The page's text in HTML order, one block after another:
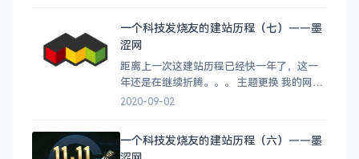
果是四年前的我，我绝对不会出售，一次又
一次有人劝我出售的时候，我犹豫了，想过
卖掉得了，反正自己工作太忙，压力大
一个科技发烧友的建站历程（七）——墨
涩网
距离上一次这建站历程已经快一年了，这一
年还是在继续折腾。。。 主题更换 我的网站
一直在用Git免费主题，这款主题确实很不
伍了，于是我想换换主题的想法有很长时间
2020-09-02
一个科技发烧友的建站历程（六）——墨